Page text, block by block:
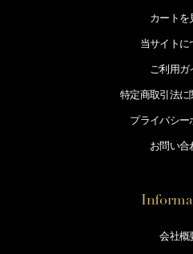
カートを
当サイトに
ご利用ガ
特定商取引法に
プライバシー
お問い合
会社概